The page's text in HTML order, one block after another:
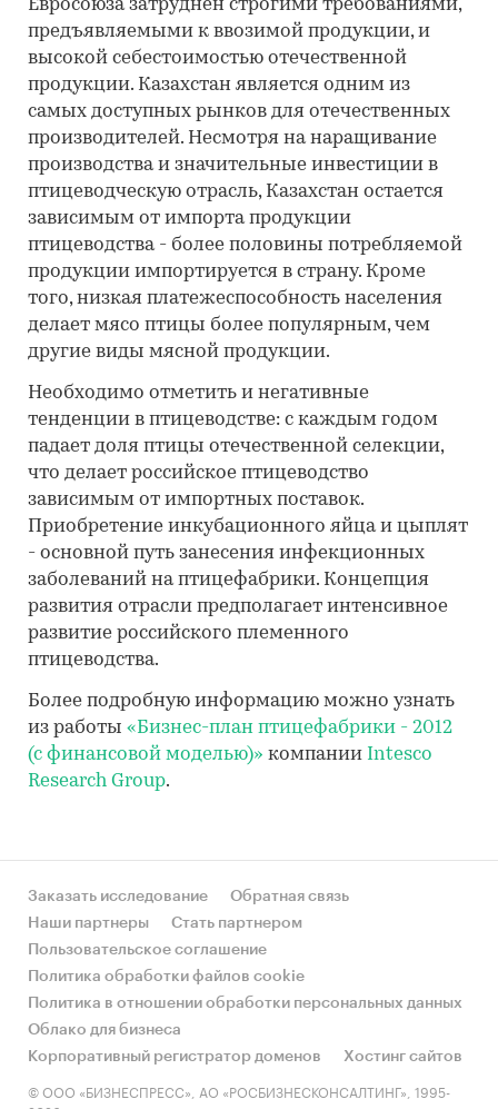
Евросоюза затруднен строгими требованиями,
предъявляемыми к ввозимой продукции, и
высокой себестоимостью отечественной
продукции. Казахстан является одним из
самых доступных рынков для отечественных
производителей. Несмотря на наращивание
производства и значительные инвестиции в
птицеводческую отрасль, Казахстан остается
зависимым от импорта продукции
птицеводства - более половины потребляемой
продукции импортируется в страну. Кроме
того, низкая платежеспособность населения
делает мясо птицы более популярным, чем
другие виды мясной продукции.
Необходимо отметить и негативные
тенденции в птицеводстве: с каждым годом
падает доля птицы отечественной селекции,
что делает российское птицеводство
зависимым от импортных поставок.
Приобретение инкубационного яйца и цыплят
- основной путь занесения инфекционных
заболеваний на птицефабрики. Концепция
развития отрасли предполагает интенсивное
развитие российского племенного
птицеводства.
Более подробную информацию можно узнать
из работы «Бизнес-план птицефабрики - 2012
(с финансовой моделью)» компании Intesco
Research Group.
Заказать исследование
Обратная связь
Наши партнеры
Стать партнером
Пользовательское соглашение
Политика обработки файлов cookie
Политика в отношении обработки персональных данных
Облако для бизнеса
Корпоративный регистратор доменов
Хостинг сайтов
© ООО «БИЗНЕСПРЕСС», АО «РОСБИЗНЕСКОНСАЛТИНГ», 1995-